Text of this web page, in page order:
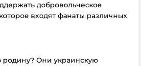
добровольческое
входят фанаты различных
Они украинскую